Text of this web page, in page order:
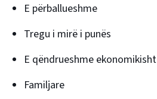
E përballueshme
Tregu i mirë i punës
E qëndrueshme ekonomikisht
Familjare